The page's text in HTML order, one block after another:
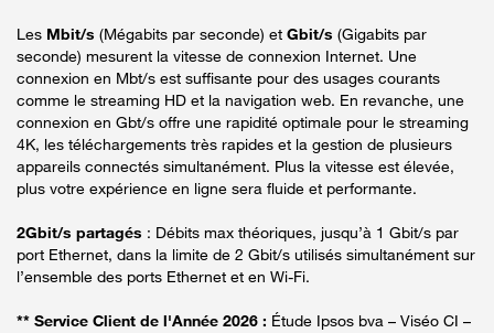
Les Mbit/s (Mégabits par seconde) et Gbit/s (Gigabits par
seconde) mesurent la vitesse de connexion Internet. Une
connexion en Mbt/s est suffisante pour des usages courants
comme le streaming HD et la navigation web. En revanche, une
connexion en Gbt/s offre une rapidité optimale pour le streaming
4K, les téléchargements très rapides et la gestion de plusieurs
appareils connectés simultanément. Plus la vitesse est élevée,
plus votre expérience en ligne sera fluide et performante.
2Gbit/s partagés : Débits max théoriques, jusqu’à 1 Gbit/s par
port Ethernet, dans la limite de 2 Gbit/s utilisés simultanément sur
l’ensemble des ports Ethernet et en Wi-Fi.
** Service Client de l'Année 2026 : Étude Ipsos bva – Viséo CI –